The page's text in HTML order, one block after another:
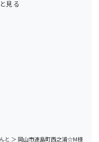
見る
と ＞ 岡山市連島町西之浦☆M様